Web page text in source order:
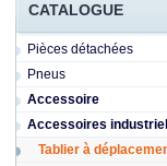
CATALOGUE
Pièces détachées
Pneus
Accessoire
Accessoires
Tablier à